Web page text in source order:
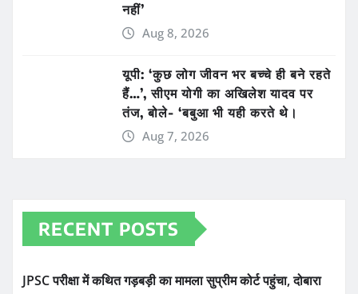
नहीं’
Aug 8, 2026
यूपी: ‘कुछ लोग जीवन भर बच्चे ही बने रहते
हैं…’, सीएम योगी का अखिलेश यादव पर
तंज, बोले- ‘बबुआ भी यही करते थे।
Aug 7, 2026
RECENT POSTS
JPSC परीक्षा में कथित गड़बड़ी का मामला सुप्रीम कोर्ट पहुंचा, दोबारा